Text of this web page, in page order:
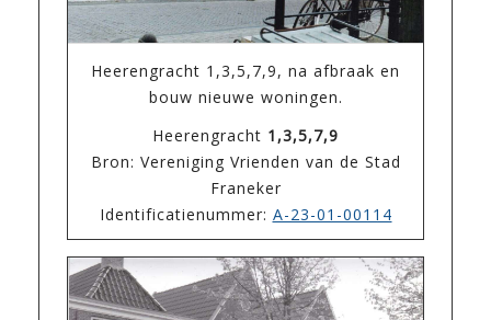
Heerengracht 1,3,5,7,9, na afbraak en
bouw nieuwe woningen.
Heerengracht 1,3,5,7,9
Bron: Vereniging Vrienden van de Stad
Franeker
Identificatienummer: A-23-01-00114